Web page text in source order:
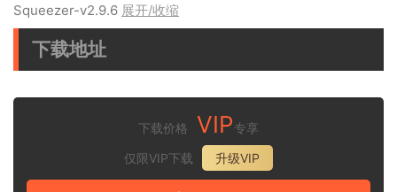
Squeezer-v2.9.6 展开/收缩
下载地址
下载价格 VIP专享
仅限VIP下载
升级VIP